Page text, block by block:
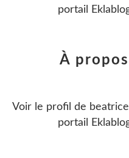
portail
À propos
Voir le profil de
portail